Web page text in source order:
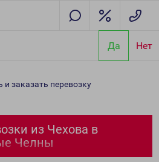
Да Нет
и заказать перевозку
из Чехова в
Челны